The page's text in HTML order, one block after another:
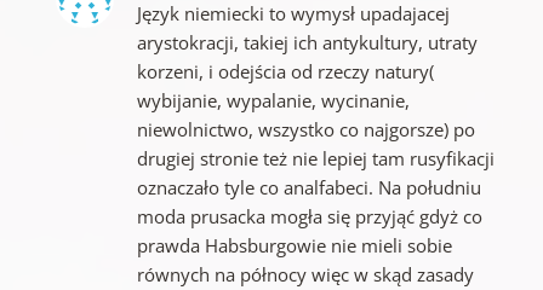
Język niemiecki to wymysł upadajacej
arystokracji, takiej ich antykultury, utraty
korzeni, i odejścia od rzeczy natury(
wybijanie, wypalanie, wycinanie,
niewolnictwo, wszystko co najgorsze) po
drugiej stronie też nie lepiej tam rusyfikacji
oznaczało tyle co analfabeci. Na południu
moda prusacka mogła się przyjąć gdyż co
prawda Habsburgowie nie mieli sobie
równych na północy więc w skąd zasady